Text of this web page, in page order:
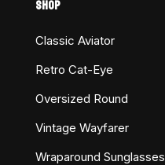
SHOP
Classic Aviator
Retro Cat-Eye
Oversized Round
Vintage Wayfarer
Wraparound Sunglasses